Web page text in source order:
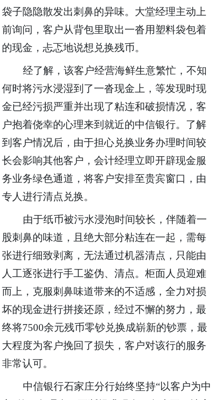
袋子隐隐散发出刺鼻的异味。大堂经理主动上
前询问，客户从背包里取出一沓用塑料袋包着
的现金，忐忑地说想兑换残币。
经了解，该客户经营海鲜生意繁忙，不知
何时将污水浸湿到了一沓现金上，等发现时现
金已经污损严重并出现了粘连和破损情况，客
户抱着侥幸的心理来到就近的中信银行。了解
到客户情况后，由于担心兑换业务办理时间较
长会影响其他客户，会计经理立即开辟现金服
务业务绿色通道，将客户安排至贵宾窗口，由
专人进行清点兑换。
由于纸币被污水浸泡时间较长，伴随着一
股刺鼻的味道，且绝大部分粘连在一起，需每
张进行细致剥离，无法通过机器清点，只能由
人工逐张进行手工鉴伪、清点。柜面人员迎难
而上，克服刺鼻味道带来的不适感，全力对损
坏的现金进行拼接还原，经过不懈的努力，最
终将7500余元残币零钞兑换成崭新的钞票，最
大程度为客户挽回了损失，客户对该行的服务
非常认可。
中信银行石家庄分行始终坚持“以客户为中